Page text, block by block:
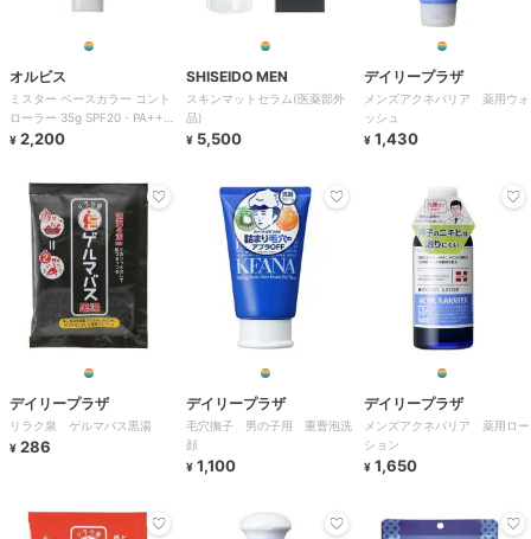
オルビス
ミスター ベースカラー コント
ローラー 35g SPF20・PA++
（メンズ用ファンデーション）
¥ 2,200
SHISEIDO MEN
スキンマットセラム(医薬部外
品)
¥ 5,500
デイリープラザ
メンズアクネバリア 薬用ウォ
ッシュ
¥ 1,430
デイリープラザ
リラク泉 ゲルマバス黒湯
¥ 286
デイリープラザ
毛穴撫子 男の子用 重曹泡洗
顔
¥ 1,100
デイリープラザ
メンズアクネバリア 薬用ロー
ション
¥ 1,650